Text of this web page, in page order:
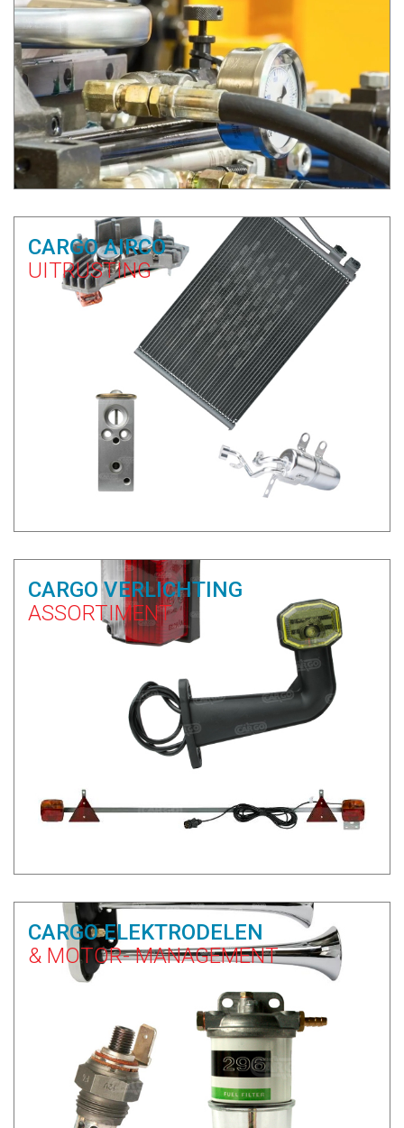
CARGO AIRCO
UITRUSTING
CARGO VERLICHTING
ASSORTIMENT
CARGO ELEKTRODELEN
& MOTOR- MANAGEMENT